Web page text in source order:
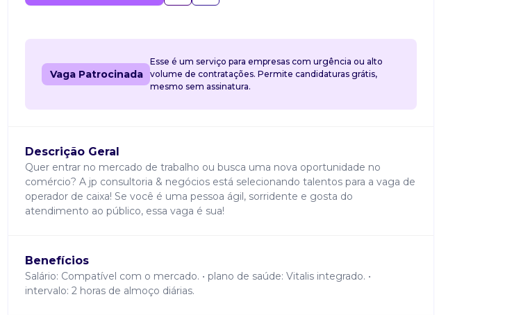
Vaga Patrocinada
Esse é um serviço para empresas com urgência ou alto
volume de contratações. Permite candidaturas grátis,
mesmo sem assinatura.
Descrição Geral
Quer entrar no mercado de trabalho ou busca uma nova oportunidade no
comércio? A jp consultoria & negócios está selecionando talentos para a vaga de
operador de caixa! Se você é uma pessoa ágil, sorridente e gosta do
atendimento ao público, essa vaga é sua!
Benefícios
Salário: Compatível com o mercado. • plano de saúde: Vitalis integrado. •
intervalo: 2 horas de almoço diárias.